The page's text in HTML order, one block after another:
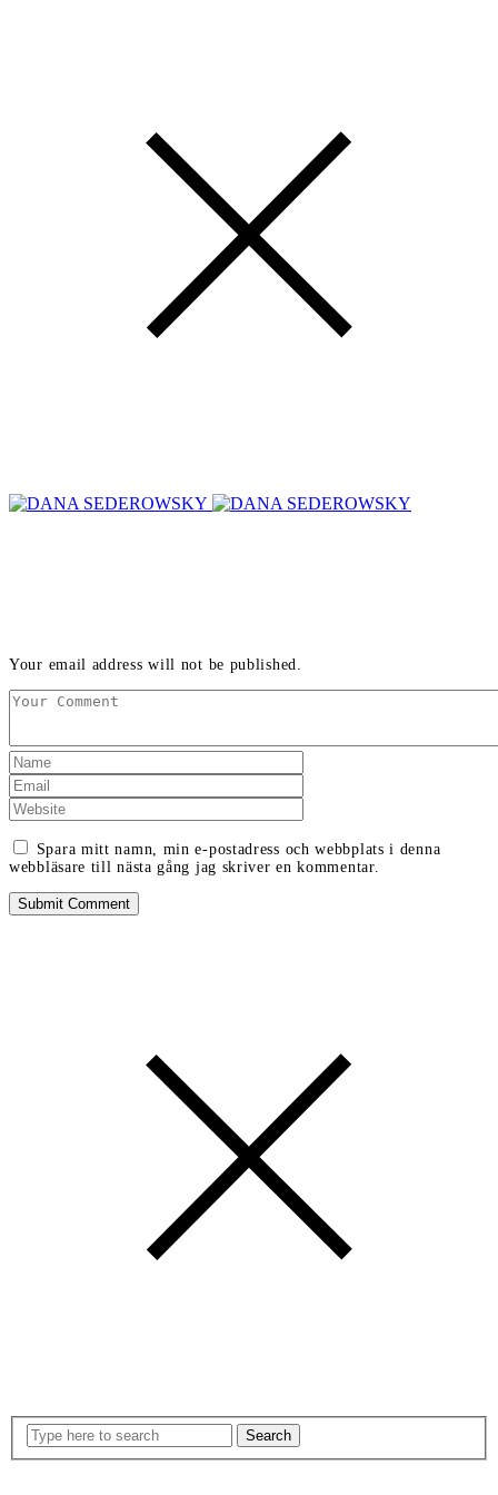
Your email address will not be published.
Spara mitt namn, min e-postadress och webbplats i denna
webbläsare till nästa gång jag skriver en kommentar.